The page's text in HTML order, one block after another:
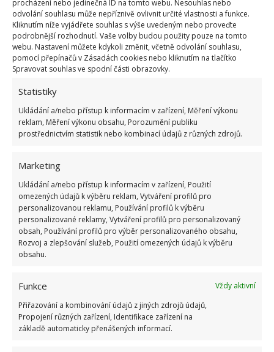
procházení nebo jedinečná ID na tomto webu. Nesouhlas nebo
odvolání souhlasu může nepříznivě ovlivnit určité vlastnosti a funkce.
Kliknutím níže vyjádřete souhlas s výše uvedeným nebo proveďte
podrobnější rozhodnutí. Vaše volby budou použity pouze na tomto
webu. Nastavení můžete kdykoli změnit, včetně odvolání souhlasu,
pomocí přepínačů v Zásadách cookies nebo kliknutím na tlačítko
Spravovat souhlas ve spodní části obrazovky.
Statistiky
Ukládání a/nebo přístup k informacím v zařízení, Měření výkonu
reklam, Měření výkonu obsahu, Porozumění publiku
prostřednictvím statistik nebo kombinací údajů z různých zdrojů.
Marketing
Ukládání a/nebo přístup k informacím v zařízení, Použití
omezených údajů k výběru reklam, Vytváření profilů pro
personalizovanou reklamu, Používání profilů k výběru
personalizované reklamy, Vytváření profilů pro personalizovaný
obsah, Používání profilů pro výběr personalizovaného obsahu,
Rozvoj a zlepšování služeb, Použití omezených údajů k výběru
obsahu.
Funkce
Vždy aktivní
Přiřazování a kombinování údajů z jiných zdrojů údajů,
Propojení různých zařízení, Identifikace zařízení na
základě automaticky přenášených informací.
Fotografie: Pixabay
Přestože vám rozřezávání jednotlivých kousků
zabere trochu času, ve výsledku tím mnohem více
získáte. Úklid kuchyně a udržování čistoty v ní pro
vás bude mnohem jednodušší a příjemnější činností.
Vyzkoušejte tento jednoduchý trik také.
Zdroj:Domek i Ogrodek